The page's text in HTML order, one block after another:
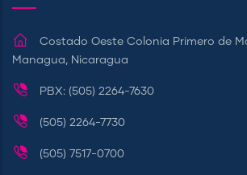
Costado Oeste Colonia Primero de
Managua, Nicaragua
PBX: (505) 2264-7630
(505) 2264-7730
(505) 7517-0700